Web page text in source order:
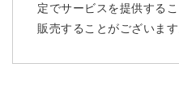
定でサービスを提供する
販売することがございま